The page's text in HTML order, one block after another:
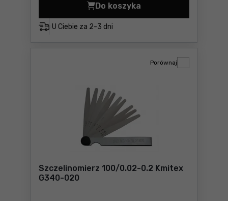
U Ciebie za 2-3 dni
Do koszyka
Szczelinomierz 200/0.05-
Szczelinomierz 100/0.02-0.2 Kmitex
G340-020
Porównaj